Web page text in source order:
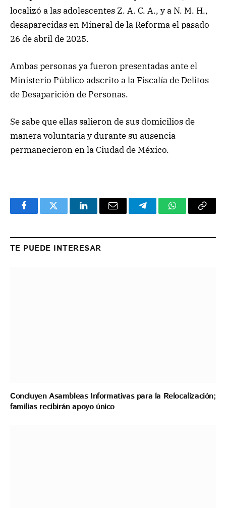
localizó a las adolescentes Z. A. C. A., y a N. M. H.,
desaparecidas en Mineral de la Reforma el pasado
26 de abril de 2025.
Ambas personas ya fueron presentadas ante el
Ministerio Público adscrito a la Fiscalía de Delitos
de Desaparición de Personas.
Se sabe que ellas salieron de sus domicilios de
manera voluntaria y durante su ausencia
permanecieron en la Ciudad de México.
FacebookTwitter LinkedInEmail TelegramWhatsApp
Copy
TE PUEDE INTERESAR
Concluyen Asambleas Informativas para la Relocalización;
familias recibirán apoyo único